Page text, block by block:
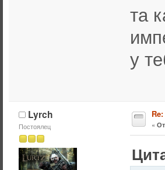
та
у
Lyrch
Постоялец «